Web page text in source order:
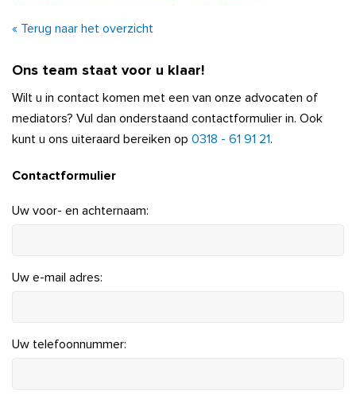
« Terug naar het overzicht
Ons team staat voor u klaar!
Wilt u in contact komen met een van onze advocaten of
mediators? Vul dan onderstaand contactformulier in. Ook
kunt u ons uiteraard bereiken op 0318 - 61 91 21.
Contactformulier
Uw voor- en achternaam:
Uw e-mail adres:
Uw telefoonnummer: